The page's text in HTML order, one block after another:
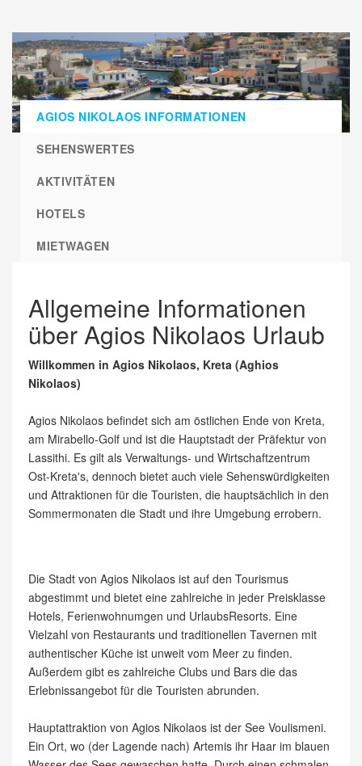
AGIOS NIKOLAOS INFORMATIONEN
SEHENSWERTES
AKTIVITÄTEN
HOTELS
MIETWAGEN
Allgemeine Informationen
über Agios Nikolaos Urlaub
Willkommen in Agios Nikolaos, Kreta (Aghios
Nikolaos)
Agios Nikolaos befindet sich am östlichen Ende von Kreta,
am Mirabello-Golf und ist die Hauptstadt der Präfektur von
Lassithi. Es gilt als Verwaltungs- und Wirtschaftzentrum
Ost-Kreta's, dennoch bietet auch viele Sehenswürdigkeiten
und Attraktionen für die Touristen, die hauptsächlich in den
Sommermonaten die Stadt und ihre Umgebung errobern.
Die Stadt von Agios Nikolaos ist auf den Tourismus
abgestimmt und bietet eine zahlreiche in jeder Preisklasse
Hotels, Ferienwohnumgen und UrlaubsResorts. Eine
Vielzahl von Restaurants und traditionellen Tavernen mit
authentischer Küche ist unweit vom Meer zu finden.
Außerdem gibt es zahlreiche Clubs und Bars die das
Erlebnissangebot für die Touristen abrunden.
Hauptattraktion von Agios Nikolaos ist der See Voulismeni.
Ein Ort, wo (der Lagende nach) Artemis ihr Haar im blauen